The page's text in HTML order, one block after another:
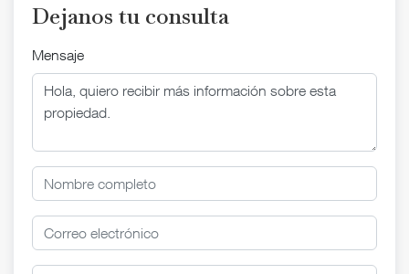
Dejanos tu consulta
Mensaje